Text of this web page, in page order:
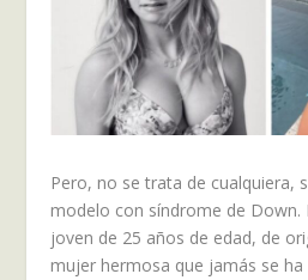
Pero, no se trata de cualquiera,
modelo con síndrome de Down.
joven de 25 años de edad, de
mujer hermosa que jamás se